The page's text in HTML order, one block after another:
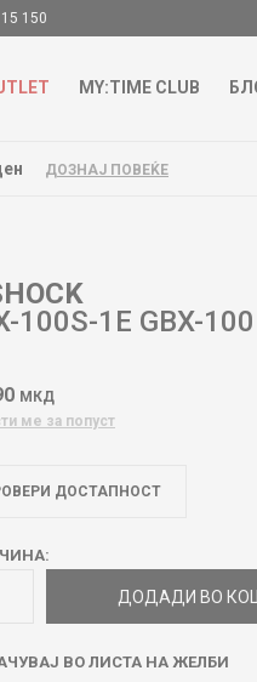
15 150
MY:TIME CLUB
ДОЗНАЈ ПОВЕЌЕ
100S-1E GBX-100
МКД
ме за попуст
ДОСТАПНОСТ
ДОДАДИ ВО
ВО ЛИСТА НА ЖЕЛБИ